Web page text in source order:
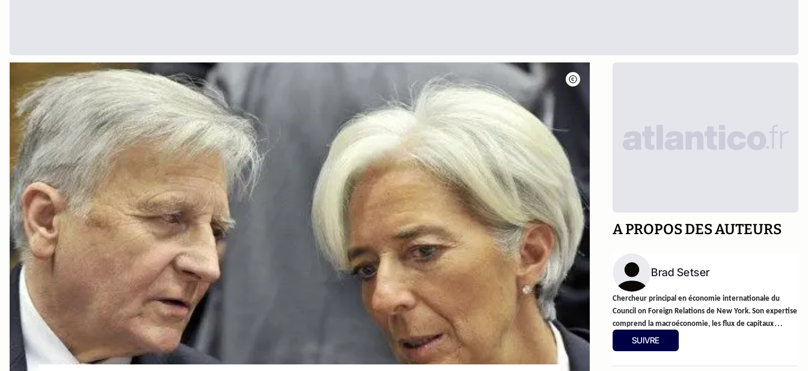
A PROPOS DES AUTEURS
Brad Setser
Chercheur principal en économie internationale du
Council on Foreign Relations de New York. Son expertise
comprend la macroéconomie, les flux de capitaux
mondiaux, l'analyse de la vulnérabilité financière, les
restructurations de la dette souveraine et la gestion des
SUIVRE